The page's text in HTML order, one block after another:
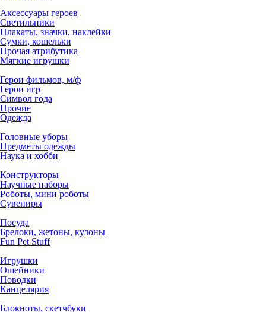
Аксессуары героев
Светильники
Плакаты, значки, наклейки
Сумки, кошельки
Прочая атрибутика
Мягкие игрушки
Герои фильмов, м/ф
Герои игр
Символ года
Прочие
Одежда
Головные уборы
Предметы одежды
Наука и хобби
Конструкторы
Научные наборы
Роботы, мини роботы
Сувениры
Посуда
Брелоки, жетоны, кулоны
Fun Pet Stuff
Игрушки
Ошейники
Поводки
Канцелярия
Блокноты, скетчбуки